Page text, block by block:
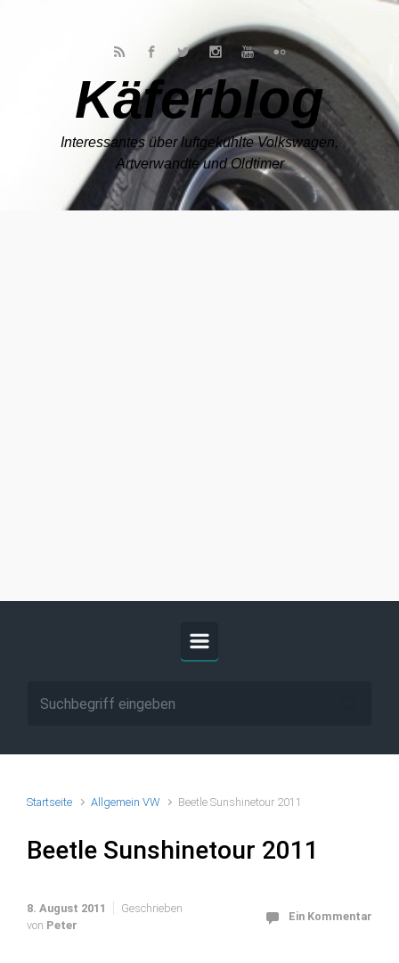
Käferblog
Interessantes über luftgekühlte Volkswagen,
Artverwandte und Oldtimer
Startseite Allgemein VW Beetle Sunshinetour 2011
Beetle Sunshinetour 2011
8. August 2011
Geschrieben
von Peter
Ein Kommentar